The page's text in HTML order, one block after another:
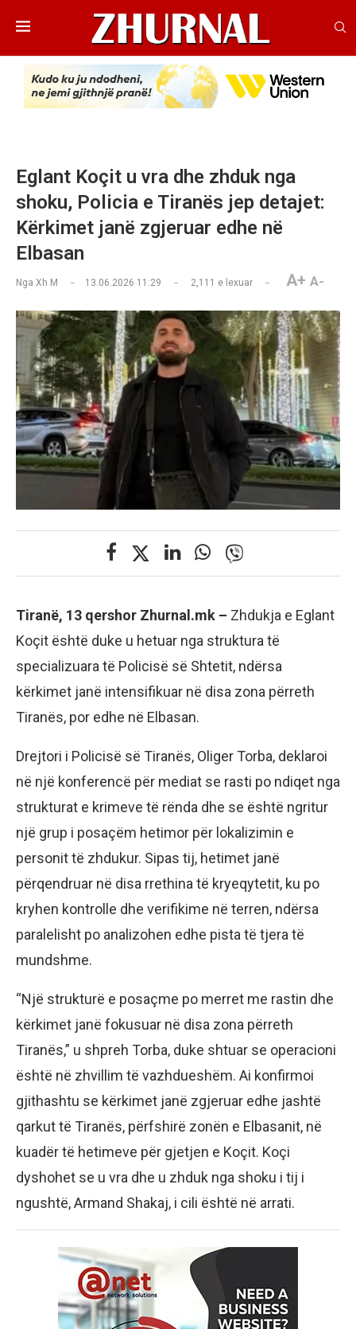
Eglant Koçit u vra dhe zhduk nga
shoku, Policia e Tiranës jep detajet:
Kërkimet janë zgjeruar edhe në
Elbasan
Nga Xh M 13.06.2026 11:29 2,111 e lexuar A+ A-
Tiranë, 13 qershor Zhurnal.mk – Zhdukja e Eglant
Koçit është duke u hetuar nga struktura të
specializuara të Policisë së Shtetit, ndërsa
kërkimet janë intensifikuar në disa zona përreth
Tiranës, por edhe në Elbasan.
Drejtori i Policisë së Tiranës, Oliger Torba, deklaroi
në një konferencë për mediat se rasti po ndiqet nga
strukturat e krimeve të rënda dhe se është ngritur
një grup i posaçëm hetimor për lokalizimin e
personit të zhdukur. Sipas tij, hetimet janë
përqendruar në disa rrethina të kryeqytetit, ku po
kryhen kontrolle dhe verifikime në terren, ndërsa
paralelisht po analizohen edhe pista të tjera të
mundshme.
“Një strukturë e posaçme po merret me rastin dhe
kërkimet janë fokusuar në disa zona përreth
Tiranës,” u shpreh Torba, duke shtuar se operacioni
është në zhvillim të vazhdueshëm. Ai konfirmoi
gjithashtu se kërkimet janë zgjeruar edhe jashtë
qarkut të Tiranës, përfshirë zonën e Elbasanit, në
kuadër të hetimeve për gjetjen e Koçit. Koçi
dyshohet se u vra dhe u zhduk nga shoku i tij i
ngushtë, Armand Shakaj, i cili është në arrati.